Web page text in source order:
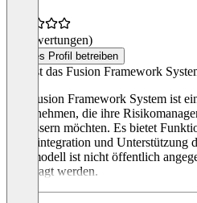
(0 Bewertungen)
Dieses Profil betreiben
Was ist das Fusion Framework
Das Fusion Framework System ist
Unternehmen, die ihre
verbessern möchten. Es bietet
Datenintegration und Unterstützung
Preismodell ist nicht öffentlich
angefragt werden.